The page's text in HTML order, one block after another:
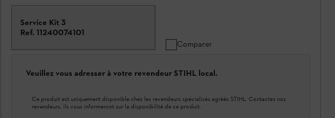
Service Kit 3
Ref. 11240074101
Comparer
Veuillez vous adresser à votre revendeur STIHL local.
Ce produit est uniquement disponible chez les revendeurs spécialisés agréés STIHL. Contactez nos
revendeurs, ils vous informeront sur la disponibilité de ce produit.